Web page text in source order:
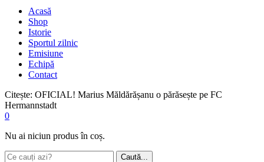
Acasă
Shop
Istorie
Sportul zilnic
Emisiune
Echipă
Contact
Citește: OFICIAL! Marius Măldărășanu o părăsește pe FC
Hermannstadt
0
Nu ai niciun produs în coș.